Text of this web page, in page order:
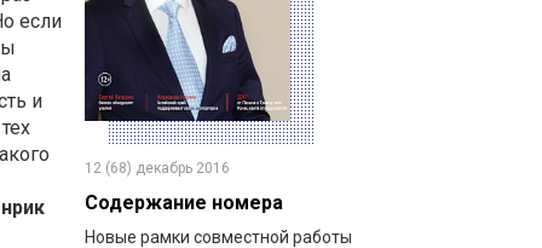
если
и
12 (68) декабрь 2016
Содержание номера
Новые рамки совместной работы